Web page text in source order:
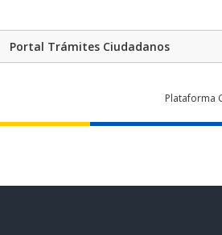
Portal Trámites Ciudadanos
Plataforma